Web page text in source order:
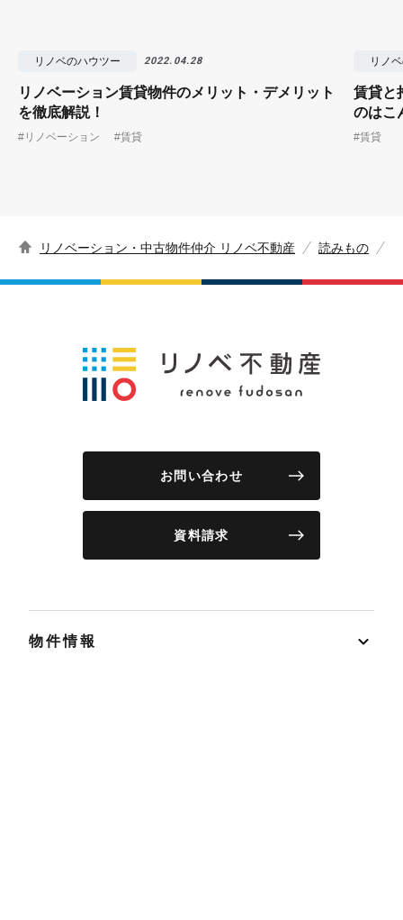
リノベのハウツー 2022.04.28
リノベーション賃貸物件のメリット・デメリット
を徹底解説！
#リノベーション #賃貸
リノ
賃貸と
のは
#賃貸
リノベーション・中古物件仲介 リノベ不動産 読みもの
お問い合わせ
資料請求
物件情報